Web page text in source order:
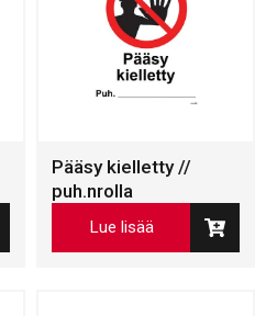
Pääsy kielletty //
puh.nrolla
Lue lisää